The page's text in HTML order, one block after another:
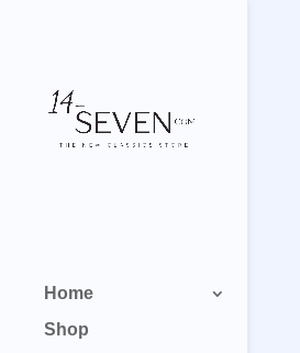
Home
Shop